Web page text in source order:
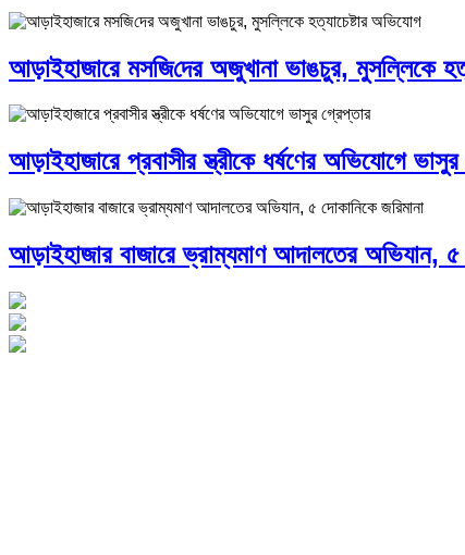
আড়াইহাজারে মস‌জি‌দের অজুখানা ভাঙচুর, মুসল্লিকে
আড়াইহাজারে প্রবাসীর স্ত্রীকে ধর্ষণের অভিযোগে
আড়াইহাজার বাজারে ভ্রাম্যমাণ আদালতের অভিযান, ৫